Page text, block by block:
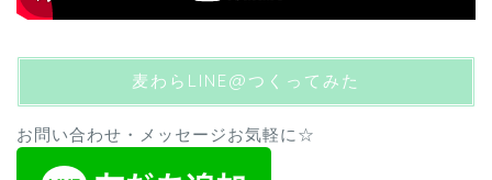
麦わらLINE@つくってみた
お問い合わせ・メッセージお気軽に☆